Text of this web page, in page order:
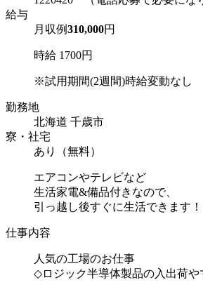
給与
月収例310,000円
時給 1700円
※試用期間(2週間)時給変動なし
勤務地
北海道 千歳市
寮・社宅
あり（無料）
エアコンやテレビなど
生活家電&備品付きなので、
引っ越し後すぐに生活できます！
仕事内容
人気の工場のお仕事
◇ロジック半導体製品の入出荷